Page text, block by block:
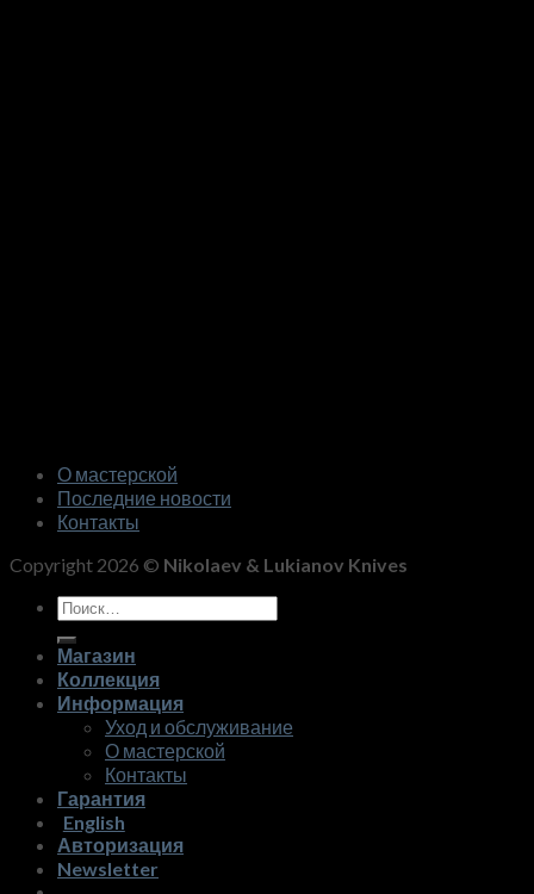
О мастерской
Последние новости
Контакты
Copyright 2026 © Nikolaev & Lukianov Knives
Искать:
Магазин
Коллекция
Информация
Уход и обслуживание
О мастерской
Контакты
Гарантия
English
Авторизация
Newsletter